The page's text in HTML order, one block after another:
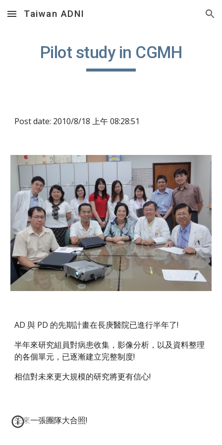
Skip to main content Skip to navigation
Taiwan ADNI
Pilot study in CGMH
Post date: 2010/8/18 上午 08:28:51
AD 與 PD 的先期計畫在長庚醫院已進行半年了!
半年來研究組員對病患收集，影像分析，以及資料整理
的各個單元，已逐漸建立完整制度!
相信對未來更大規模的研究將更有信心!
先來一張團隊大合照!